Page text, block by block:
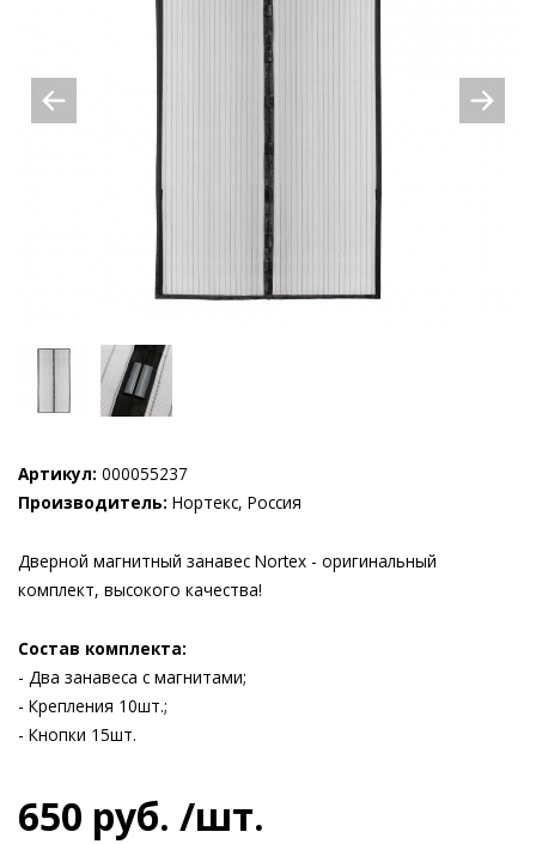
Артикул: 000055237
Производитель: Нортекс, Россия
Дверной магнитный занавес Nortex - оригинальный
комплект, высокого качества!
Состав комплекта:
- Два занавеса с магнитами;
- Крепления 10шт.;
- Кнопки 15шт.
650 руб. /шт.